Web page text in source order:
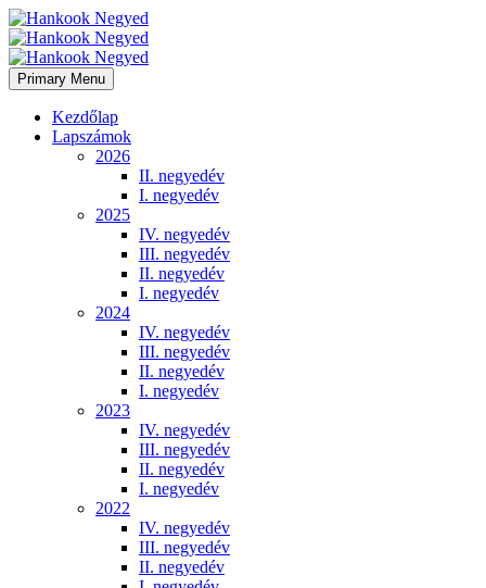
Primary Menu
Kezdőlap
Lapszámok
2026
II. negyedév
I. negyedév
2025
IV. negyedév
III. negyedév
II. negyedév
I. negyedév
2024
IV. negyedév
III. negyedév
II. negyedév
I. negyedév
2023
IV. negyedév
III. negyedév
II. negyedév
I. negyedév
2022
IV. negyedév
III. negyedév
II. negyedév